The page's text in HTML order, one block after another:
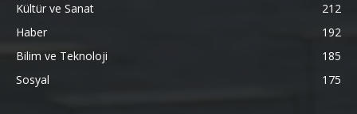
Kültür ve Sanat
212
Haber
192
Bilim ve Teknoloji
185
Sosyal
175